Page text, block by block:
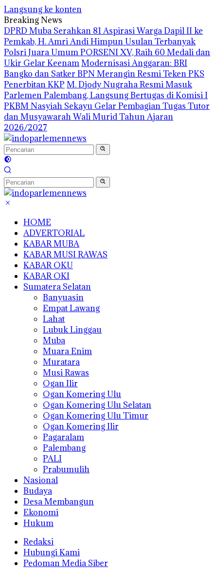
Langsung ke konten
Breaking News
DPRD Muba Serahkan 81 Aspirasi Warga Dapil II ke
Pemkab, H. Amri Andi Himpun Usulan Terbanyak
Polsri Juara Umum PORSENI XV, Raih 60 Medali dan
Ukir Gelar KeenamModernisasi Anggaran: BRI
Bangko dan Satker BPN Merangin Resmi Teken PKS
Penerbitan KKP M. Djody Nugraha Resmi Masuk
Parlemen Palembang, Langsung Bertugas di Komisi I
PKBM Nasyiah Sekayu Gelar Pembagian Tugas Tutor
dan Musyawarah Wali Murid Tahun Ajaran
2026/2027
HOME
ADVERTORIAL
KABAR MUBA
KABAR MUSI RAWAS
KABAR OKU
KABAR OKI
Sumatera Selatan
Banyuasin
Empat Lawang
Lahat
Lubuk Linggau
Muba
Muara Enim
Muratara
Musi Rawas
Ogan Ilir
Ogan Komering Ulu
Ogan Komering Ulu Selatan
Ogan Komering Ulu Timur
Ogan Komering Ilir
Pagaralam
Palembang
PALI
Prabumulih
Nasional
Budaya
Desa Membangun
Ekonomi
Hukum
Redaksi
Hubungi Kami
Pedoman Media Siber